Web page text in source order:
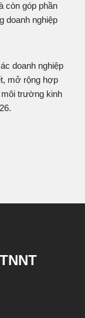
còn góp phần
doanh nghiệp
doanh nghiệp
mở rộng hợp
trường kinh